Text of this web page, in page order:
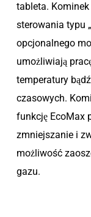
tableta.
sterowania typu
opcjonalnego
umożliwiają
temperatury
czasowych.
funkcję EcoMax
zmniejszanie i
możliwość
gazu.